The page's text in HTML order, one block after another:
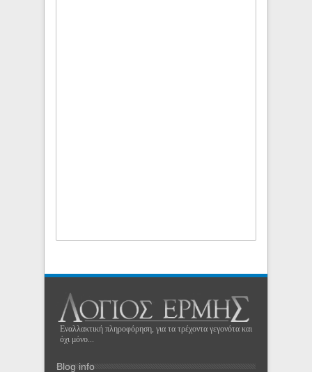
Εναλλακτική πληροφόρηση, για τα τρέχοντα γεγονότα και
όχι μόνο...
Blog info